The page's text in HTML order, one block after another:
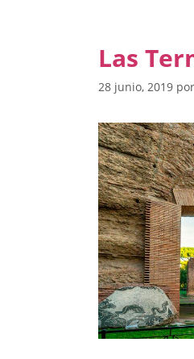
Las
28 junio, 2019 por